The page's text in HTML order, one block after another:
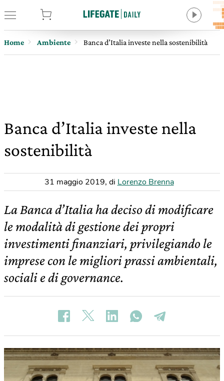
Home Ambiente Banca d’Italia investe nella sostenibilità
Banca d’Italia investe nella
sostenibilità
31 maggio 2019, di Lorenzo Brenna
La Banca d’Italia ha deciso di modificare
le modalità di gestione dei propri
investimenti finanziari, privilegiando le
imprese con le migliori prassi ambientali,
sociali e di governance.